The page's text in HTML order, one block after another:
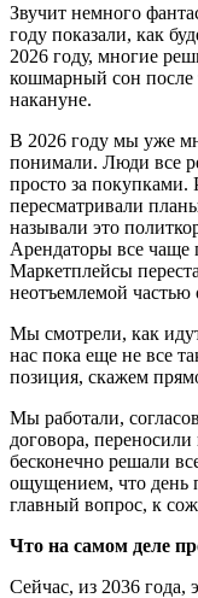
Звучит немного
году показали, как
2026 году, многие
кошмарный сон после
накануне.
В 2026 году мы уже
понимали. Люди все
просто за покупками.
пересматривали
называли это
Арендаторы все чаще
Маркетплейсы
неотъемлемой частью
Мы смотрели, как
нас пока еще не все
позиция, скажем
Мы работали,
договора,
бесконечно решали
ощущением, что день
главный вопрос, к
Что на самом деле
Сейчас, из 2036 года,